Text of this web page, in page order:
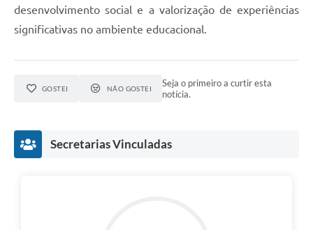
desenvolvimento social e a valorização de experiências
significativas no ambiente educacional.
GOSTEI NÃO GOSTEI
Seja o primeiro a curtir esta
notícia.
Secretarias Vinculadas